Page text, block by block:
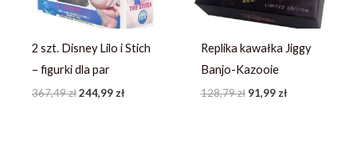
2 szt. Disney Lilo i Stich
– figurki dla par
367,49zł244,99 zł
Replika kawałka Jiggy
Banjo-Kazooie
128,79zł 91,99 zł